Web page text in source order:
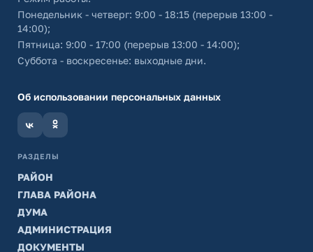
Понедельник - четверг: 9:00 - 18:15 (перерыв 13:00 -
14:00);
Пятница: 9:00 - 17:00 (перерыв 13:00 - 14:00);
Суббота - воскресенье: выходные дни.
Об использовании персональных данных
РАЗДЕЛЫ
РАЙОН
ГЛАВА РАЙОНА
ДУМА
АДМИНИСТРАЦИЯ
ДОКУМЕНТЫ